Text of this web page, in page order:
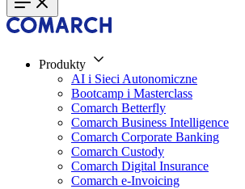
Produkty
AI i Sieci Autonomiczne
Bootcamp i Masterclass
Comarch Betterfly
Comarch Business Intelligence
Comarch Corporate Banking
Comarch Custody
Comarch Digital Insurance
Comarch e-Invoicing